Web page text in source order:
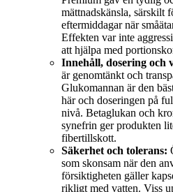
mättnadskänsla, särskilt
eftermiddagar när
Effekten var inte
att hjälpa med
Innehåll, dosering och
är genomtänkt och
Glukomannan är den
här och doseringen på
nivå. Betaglukan och
synefrin ger produkten
fibertillskott.
Säkerhet och tolerans:
som skonsam när den
försiktigheten gäller
rikligt med vatten. Viss